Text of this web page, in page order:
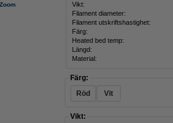
Zoom
Vikt:
Filament diameter:
Filament utskriftshastighet:
Färg:
Heated bed temp:
Längd:
Material:
Färg:
Röd
Vit
Vikt: